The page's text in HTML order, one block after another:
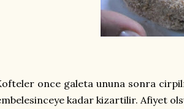
once galeta ununa sonra
kadar kizartilir. Afiyet